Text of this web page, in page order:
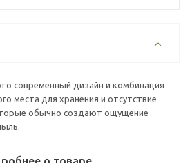
современный дизайн и комбинация
места для хранения и отсутствие
обычно создают ощущение